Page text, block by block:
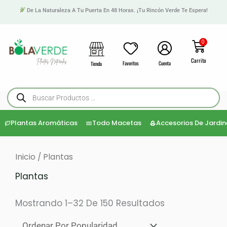
De La Naturaleza A Tu Puerta En 48 Horas. ¡Tu Rincón Verde Te Espera!
Tienda Favoritos Cuenta
0
Cart
Carrito
Búsqueda
De
Productos
Plantas Aromáticas Todo Macetas Accesorios De
Inicio / Plantas
Plantas
Mostrando 1–32 De 150 Resultados